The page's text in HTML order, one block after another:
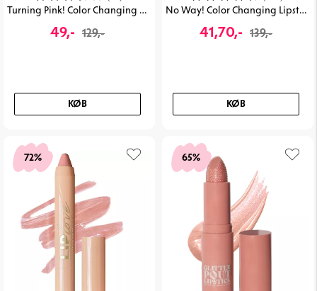
Turning Pink! Color Changing Blush & Gloss
49,- 129,-
KØB
No Way! Color Changing Lipstick
41,70,- 139,-
KØB
72% 65%